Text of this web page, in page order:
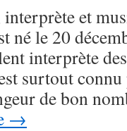
et
né le 20
interprète
surtout
de bon
→